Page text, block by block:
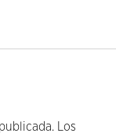
Los